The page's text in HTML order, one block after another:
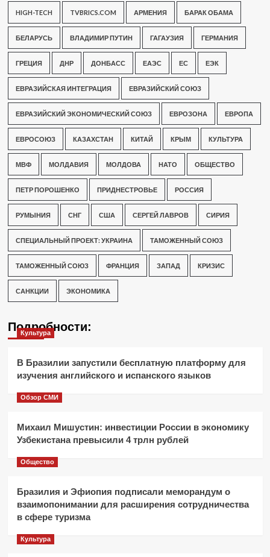
HIGH-TECH TVBRICS.COM АРМЕНИЯ БАРАК ОБАМА
БЕЛАРУСЬ ВЛАДИМИР ПУТИН ГАГАУЗИЯ ГЕРМАНИЯ
ГРЕЦИЯ ДНР ДОНБАСС ЕАЭС ЕС ЕЭК
ЕВРАЗИЙСКАЯ ИНТЕГРАЦИЯ ЕВРАЗИЙСКИЙ СОЮЗ
ЕВРАЗИЙСКИЙ ЭКОНОМИЧЕСКИЙ СОЮЗ ЕВРОЗОНА ЕВРОПА
ЕВРОСОЮЗ КАЗАХСТАН КИТАЙ КРЫМ КУЛЬТУРА
МВФ МОЛДАВИЯ МОЛДОВА НАТО ОБЩЕСТВО
ПЕТР ПОРОШЕНКО ПРИДНЕСТРОВЬЕ РОССИЯ
РУМЫНИЯ СНГ США СЕРГЕЙ ЛАВРОВ СИРИЯ
СПЕЦИАЛЬНЫЙ ПРОЕКТ: УКРАИНА ТАМОЖЕННЫЙ СОЮЗ
ТАМОЖЕННЫЙ СОЮЗ ФРАНЦИЯ ЗАПАД КРИЗИС
САНКЦИИ ЭКОНОМИКА
Подробности:
Культура
В Бразилии запустили бесплатную платформу для
изучения английского и испанского языков
Обзор СМИ
Михаил Мишустин: инвестиции России в экономику
Узбекистана превысили 4 трлн рублей
Общество
Бразилия и Эфиопия подписали меморандум о
взаимопонимании для расширения сотрудничества
в сфере туризма
Культура